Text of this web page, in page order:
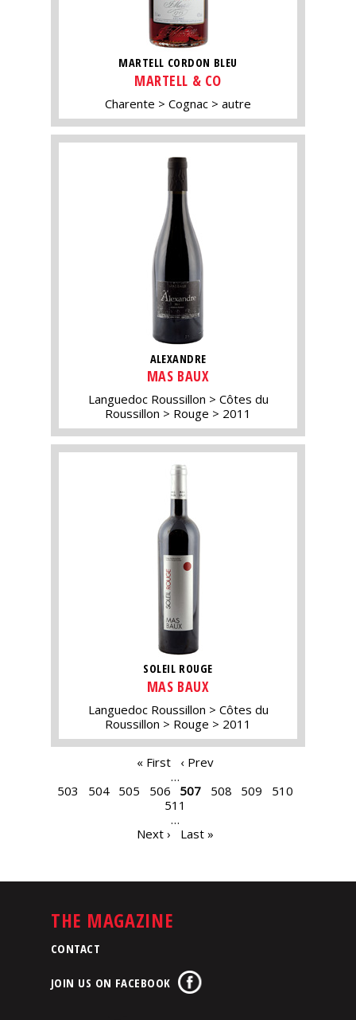
MARTELL CORDON BLEU
MARTELL & CO
Charente Cognac autre
ALEXANDRE
MAS BAUX
Languedoc Roussillon
Côtes du
Roussillon
Rouge 2011
SOLEIL ROUGE
MAS BAUX
Languedoc Roussillon
Côtes du
Roussillon
Rouge 2011
« First
‹ Prev
…
503
504 505 506 507 508 509
510
511
…
Next ›
Last »
THE MAGAZINE
CONTACT
JOIN US ON FACEBOOK